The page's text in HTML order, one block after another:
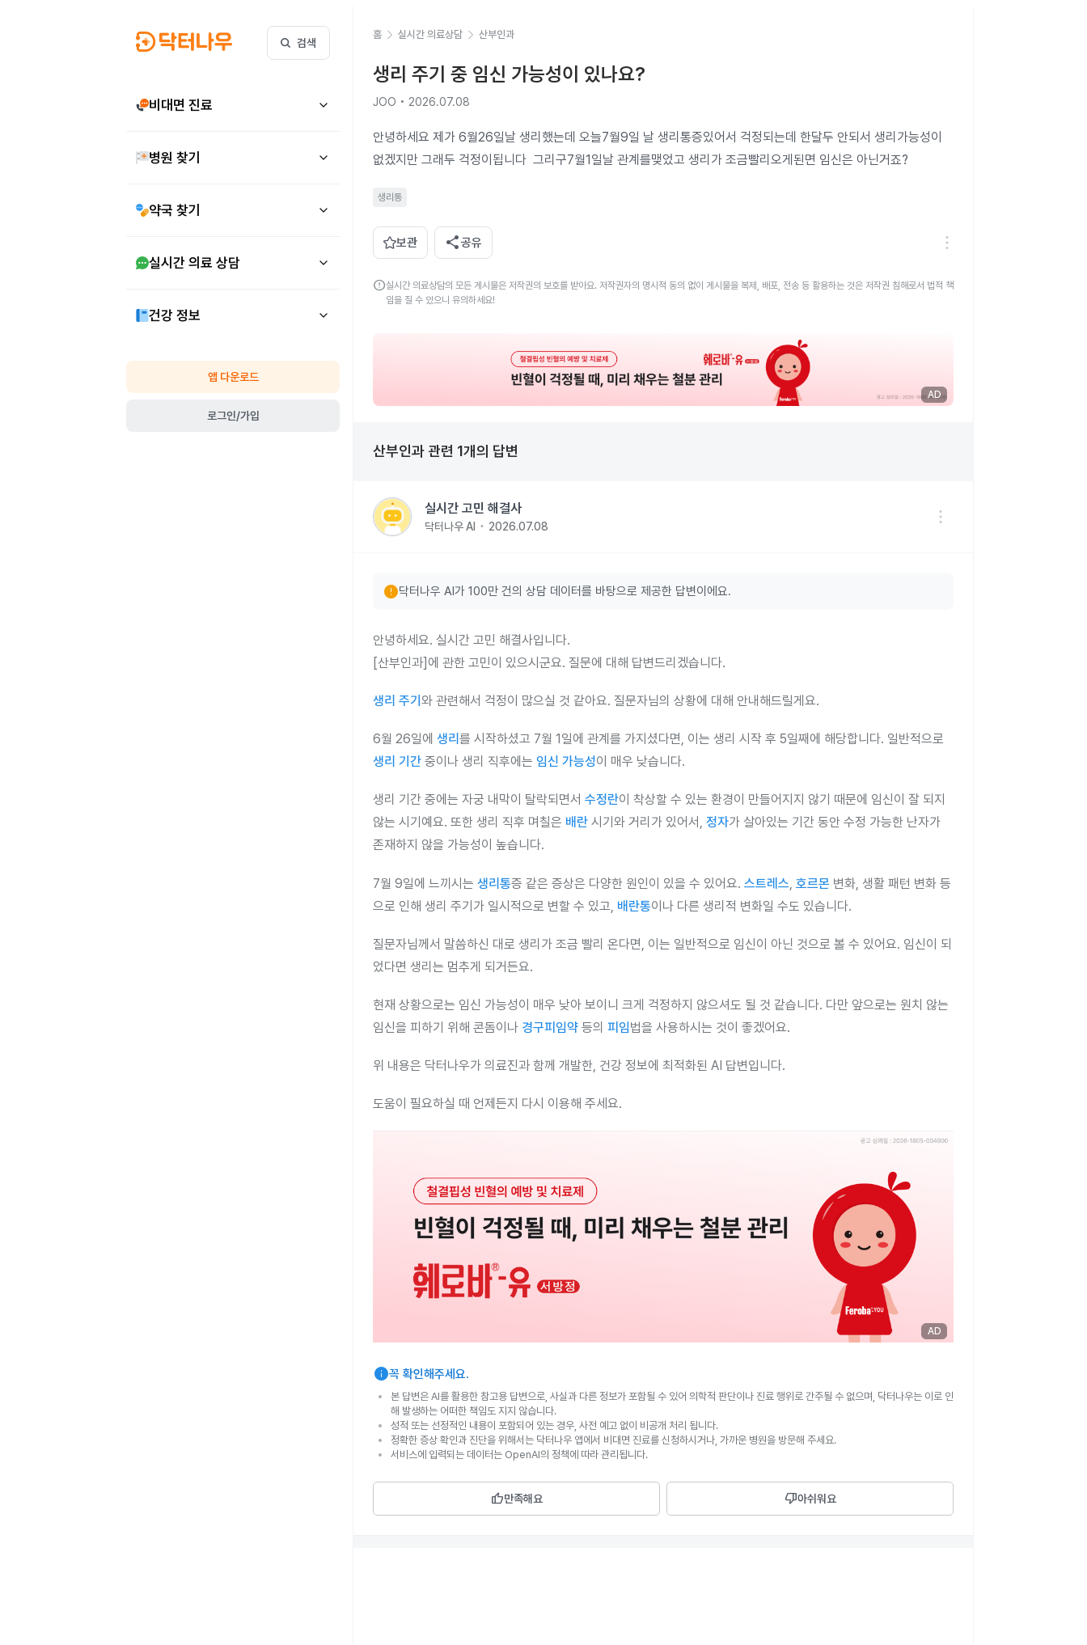
검색
비대면 진료
병원 찾기
약국 찾기
실시간 의료 상담
건강 정보
앱 다운로드
로그인/가입
홈 실시간 의료상담 산부인과
생리 주기 중 임신 가능성이 있나요?
JOO • 2026.07.08
안녕하세요 제가 6월26일날 생리했는데 오늘7월9일 날 생리통증있어서 걱정되는데 한달두 안되서 생리가능성이
없겠지만 그래두 걱정이됩니다  그리구7월1일날 관계를맺었고 생리가 조금빨리오게된면 임신은 아닌거죠?
생리통
보관 share공유
error실시간 의료상담의 모든 게시물은 저작권의 보호를 받아요. 저작권자의 명시적 동의 없이 게시물을 복제, 배포, 전송 등 활용하는 것은 저작권 침해로서 법적 책
임을 질 수 있으니 유의하세요!
AD
산부인과 관련 1개의 답변
실시간 고민 해결사
닥터나우 AI 2026.07.08
error닥터나우 AI가 100만 건의 상담 데이터를 바탕으로 제공한 답변이에요.
안녕하세요. 실시간 고민 해결사입니다.
[산부인과]에 관한 고민이 있으시군요. 질문에 대해 답변드리겠습니다.
생리 주기 와 관련해서 걱정이 많으실 것 같아요. 질문자님의 상황에 대해 안내해드릴게요.
6월 26일에 생리 를 시작하셨고 7월 1일에 관계를 가지셨다면, 이는 생리 시작 후 5일째에 해당합니다. 일반적으로
생리 기간 중이나 생리 직후에는 임신 가능성이 매우 낮습니다.
생리 기간 중에는 자궁 내막이 탈락되면서 수정란이 착상할 수 있는 환경이 만들어지지 않기 때문에 임신이 잘 되지
않는 시기예요. 또한 생리 직후 며칠은 배란 시기와 거리가 있어서, 정자가 살아있는 기간 동안 수정 가능한 난자가
존재하지 않을 가능성이 높습니다.
7월 9일에 느끼시는 생리통증 같은 증상은 다양한 원인이 있을 수 있어요. 스트레스 호르몬 변화, 생활 패턴 변화 등
으로 인해 생리 주기가 일시적으로 변할 수 있고, 배란통이나 다른 생리적 변화일 수도 있습니다.
질문자님께서 말씀하신 대로 생리가 조금 빨리 온다면, 이는 일반적으로 임신이 아닌 것으로 볼 수 있어요. 임신이 되
었다면 생리는 멈추게 되거든요.
현재 상황으로는 임신 가능성이 매우 낮아 보이니 크게 걱정하지 않으셔도 될 것 같습니다. 다만 앞으로는 원치 않는
임신을 피하기 위해 콘돔이나 경구피임약 등의 피임법을 사용하시는 것이 좋겠어요.
위 내용은 닥터나우가 의료진과 함께 개발한, 건강 정보에 최적화된 AI 답변입니다.
도움이 필요하실 때 언제든지 다시 이용해 주세요.
AD
info꼭 확인해주세요.
본 답변은 AI를 활용한 참고용 답변으로, 사실과 다른 정보가 포함될 수 있어 의학적 판단이나 진료 행위로 간주될 수 없으며, 닥터나우는 이로 인
해 발생하는 어떠한 책임도 지지 않습니다.
성적 또는 선정적인 내용이 포함되어 있는 경우, 사전 예고 없이 비공개 처리 됩니다.
정확한 증상 확인과 진단을 위해서는 닥터나우 앱에서 비대면 진료를 신청하시거나, 가까운 병원을 방문해 주세요.
서비스에 입력되는 데이터는 OpenAI의 정책에 따라 관리됩니다.
thumb_up만족해요 thumb_down아쉬워요